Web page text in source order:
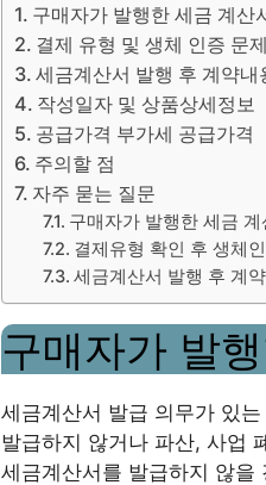
구매자가 발행한 세금 계산
결제 유형 및 생체 인증 문
세금계산서 발행 후 계약내
작성일자 및 상품상세정보
공급가격 부가세 공급가격
주의할 점
자주 묻는 질문
구매자가 발행한 세금 계
결제유형 확인 후 생체
세금계산서 발행 후 계
구매자가 발
세금계산서 발급 의무가 있
발급하지 않거나 파산, 사업
세금계산서를 발급하지 않